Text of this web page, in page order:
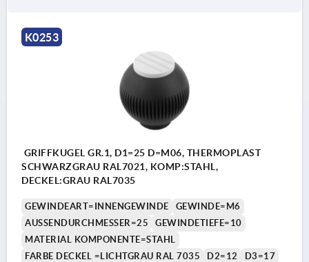
K0253
GRIFFKUGEL GR.1, D1=25 D=M06, THERMOPLAST
SCHWARZGRAU RAL7021, KOMP:STAHL,
DECKEL:GRAU RAL7035
GEWINDEART=INNENGEWINDE
GEWINDE=M6
AUSSENDURCHMESSER=25
GEWINDETIEFE=10
MATERIAL KOMPONENTE=STAHL
FARBE DECKEL =LICHTGRAU RAL 7035
D2=12
D3=17